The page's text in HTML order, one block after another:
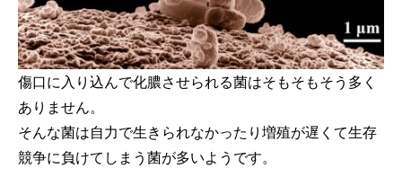
傷口に入り込んで化膿させられる菌はそもそもそう多く
ありません。
そんな菌は自力で生きられなかったり増殖が遅くて生存
競争に負けてしまう菌が多いようです。